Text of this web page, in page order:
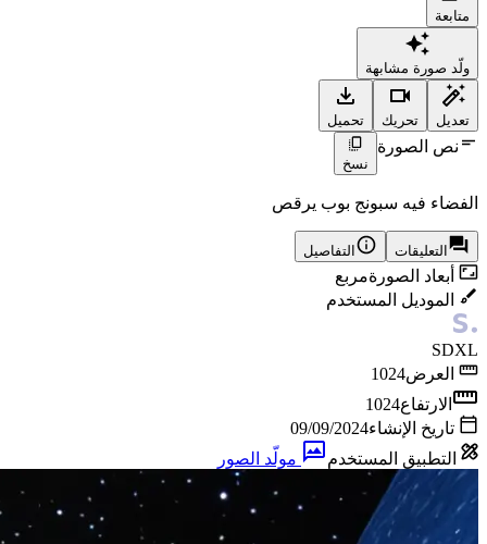
متابعة
ولّد صورة مشابهة
تعديل تحريك تحميل
نص الصورة
نسخ
الفضاء فيه سبونج بوب يرقص
التعليقات التفاصيل
أبعاد الصورةمربع
الموديل المستخدم
SDXL
العرض1024
الارتفاع1024
تاريخ الإنشاء09/09/2024
التطبيق المستخدم
مولّد الصور